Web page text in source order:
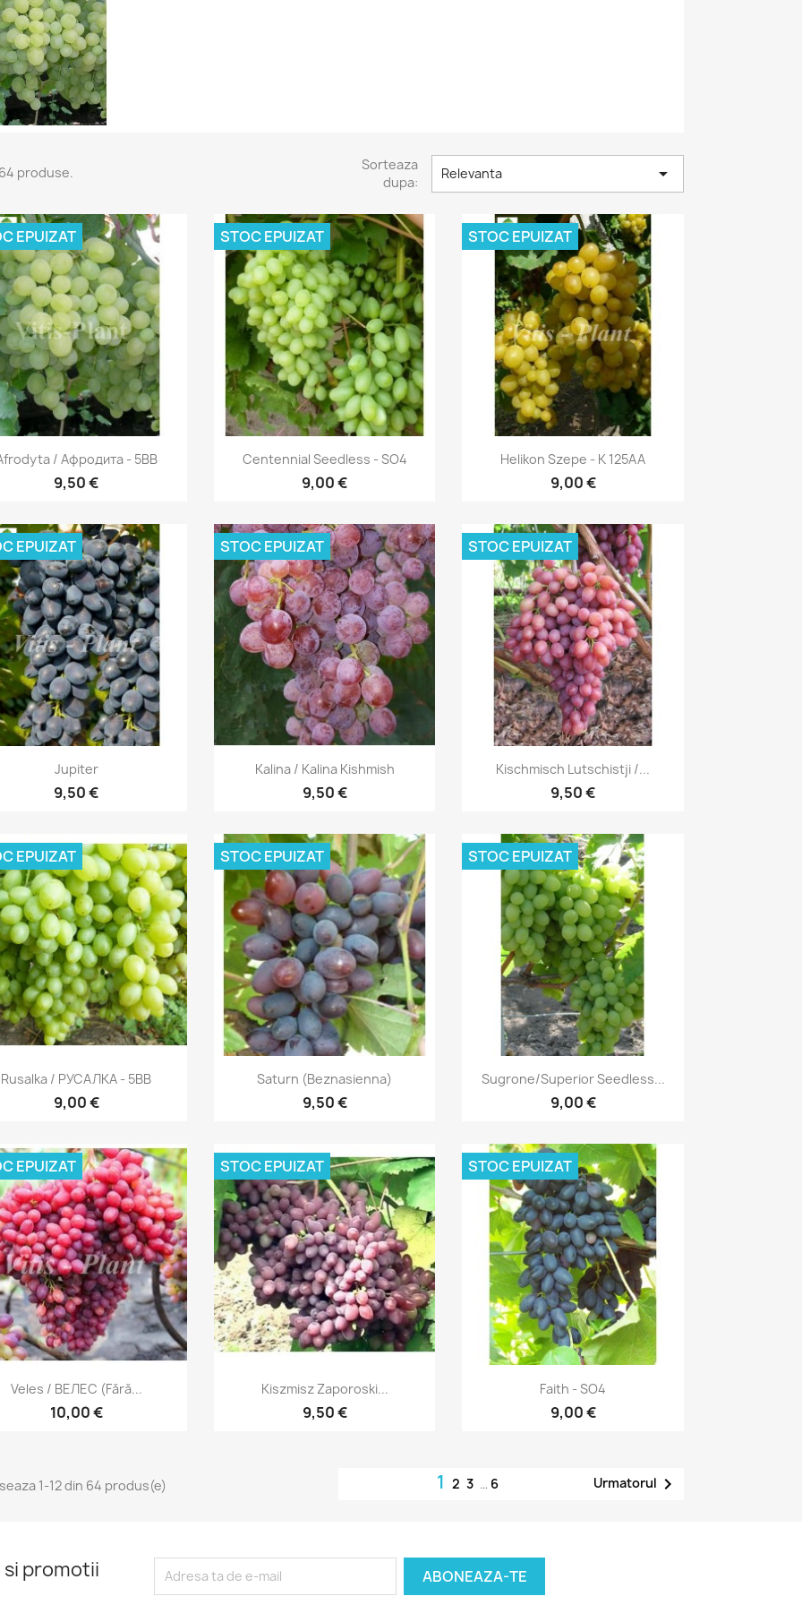
produse.
Sorteaza
dupa:
Relevanta 
Vizualizare rapida
/ Афродита - 5BB
9,50 €
EPUIZAT
Vizualizare rapida
Centennial Seedless - SO4
9,00 €
STOC EPUIZAT
Vizualizare rapida
Helikon Szepe - K 125AA
9,00 €
STOC EPUIZAT
Vizualizare rapida
Jupiter
9,50 €
EPUIZAT
Vizualizare rapida
Kalina / Kalina Kishmish
9,50 €
STOC EPUIZAT
Vizualizare rapida
Kischmisch Lutschistji /...
9,50 €
STOC EPUIZAT
Vizualizare rapida
Rusalka / РУСАЛКА - 5BB
9,00 €
EPUIZAT
Vizualizare rapida
Saturn (beznasienna)
9,50 €
STOC EPUIZAT
Vizualizare rapida
Sugrone/Superior Seedless...
9,00 €
STOC EPUIZAT
Vizualizare rapida
Veles / ВЕЛЕС (fără...
10,00 €
EPUIZAT
Vizualizare rapida
Kiszmisz Zaporoski...
9,50 €
STOC EPUIZAT
Vizualizare rapida
Faith - SO4
9,00 €
STOC EPUIZAT
1-12 din 64 produs(e) 1 2 3 … 6 Urmatorul 
promotii